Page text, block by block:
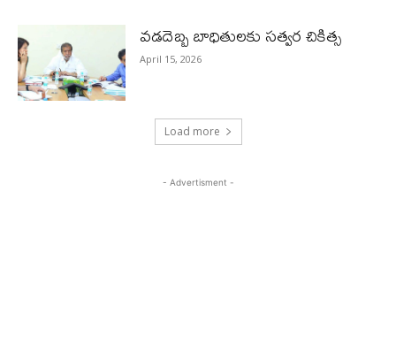
వడదెబ్బ బాధితులకు సత్వర చికిత్స
April 15, 2026
Load more
- Advertisment -